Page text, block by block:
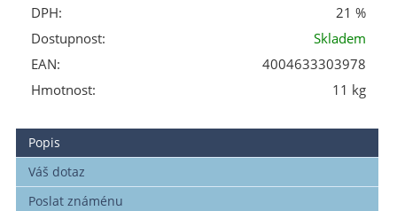
DPH:
21 %
Dostupnost:
Skladem
EAN:
4004633303978
Hmotnost:
11 kg
Popis
Váš dotaz
Poslat známénu